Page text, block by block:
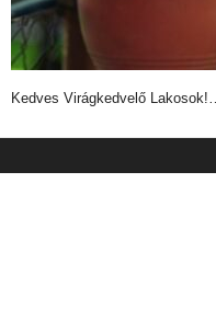
Kedves Virágkedvelő Lakosok!…